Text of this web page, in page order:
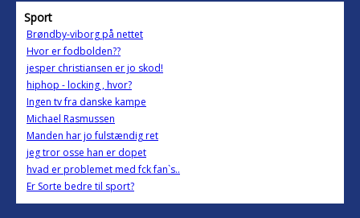
Sport
Brøndby-viborg på nettet
Hvor er fodbolden??
jesper christiansen er jo skod!
hiphop - locking , hvor?
Ingen tv fra danske kampe
Michael Rasmussen
Manden har jo fulstændig ret
jeg tror osse han er dopet
hvad er problemet med fck fan`s..
Er Sorte bedre til sport?